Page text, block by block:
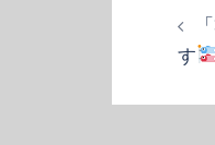
ゲ
す